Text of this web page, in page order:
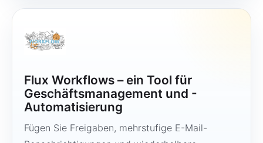
Flux Workflows – ein Tool für
Geschäftsmanagement und -
Automatisierung
Fügen Sie Freigaben, mehrstufige E-Mail-